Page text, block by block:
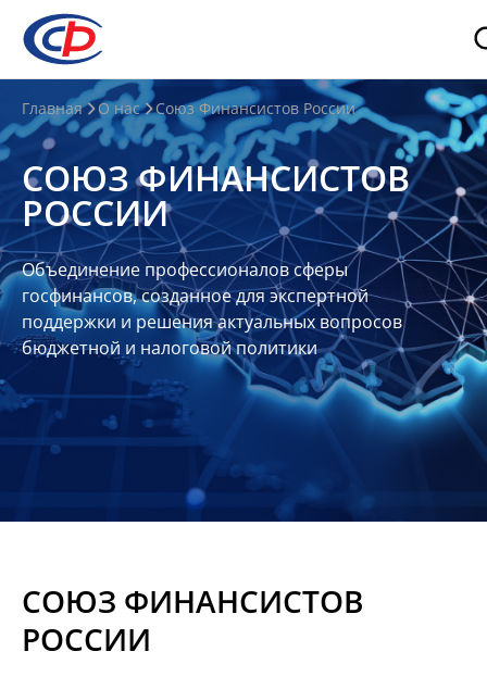
О
нас
О
СФР
Совет
Союза
Участники
Планы
отчеты
Контакты
Материалы
Главная О нас Союз Финансистов России
СОЮЗ ФИНАНСИСТОВ
РОССИИ
Объединение профессионалов сферы
госфинансов, созданное для экспертной
поддержки и решения актуальных вопросов
бюджетной и налоговой политики
СОЮЗ ФИНАНСИСТОВ
РОССИИ